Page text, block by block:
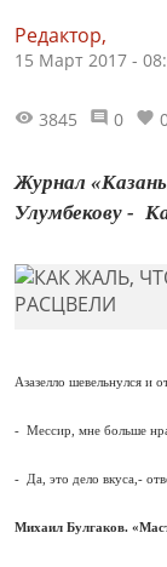
Редактор,
15 Март 2017 -
3845 0
Журнал
Улумбекову -
Азазелло шевельнулся и
- Мессир, мне больше
- Да, это дело вкуса,-
Михаил Булгаков.